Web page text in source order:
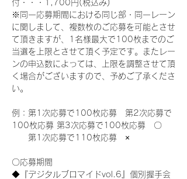
付・・・1,700円(税込み)
※同一応募期間における同じ部・同一レーン
に関しまして、複数枚のご応募を可能とさせ
て頂きますが、1名様最大で100枚までのご
当選を上限とさせて頂く予定です。またレー
ンの申込数によっては、上限を調整させて頂
く場合がございますので、予めご了承くださ
い。
例：第1次応募で100枚応募　第2次応募で
100枚応募 第3次応募で100枚応募　〇
第1次応募で110枚応募　×
〇応募期間
◆『デジタルブロマイドvol.6』個別握手会